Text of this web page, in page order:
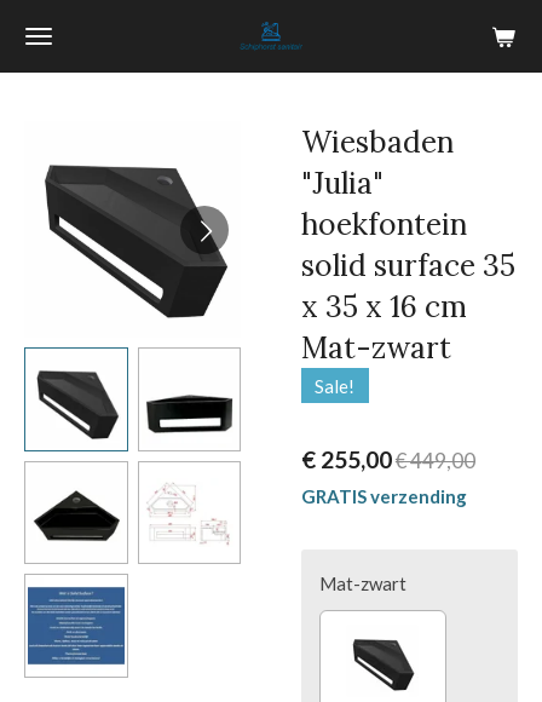
Ga
Wiesbaden
"Julia"
hoekfontein
solid surface 35
x 35 x 16 cm
Mat-zwart
Sale!
€ 255,00€ 449,00
GRATIS verzending
Mat-zwart